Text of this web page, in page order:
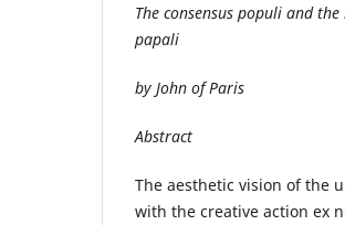
The consensus populi and
papali
by John of Paris
Abstract
The aesthetic vision of the
with the creative action ex